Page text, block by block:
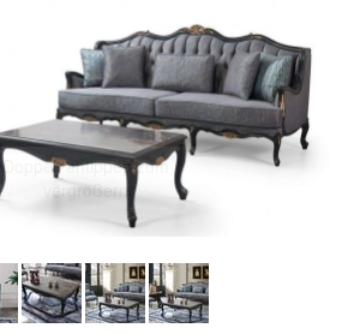
Doppelt antippen zum
vergrößern